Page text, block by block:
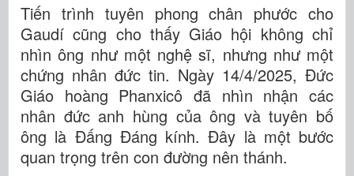
Tiến trình tuyên phong chân phước cho
Gaudí cũng cho thấy Giáo hội không chỉ
nhìn ông như một nghệ sĩ, nhưng như một
chứng nhân đức tin. Ngày 14/4/2025, Đức
Giáo hoàng Phanxicô đã nhìn nhận các
nhân đức anh hùng của ông và tuyên bố
ông là Đấng Đáng kính. Đây là một bước
quan trọng trên con đường nên thánh.